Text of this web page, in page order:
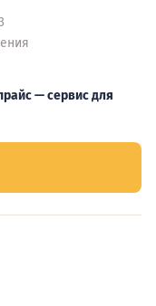
— сервис для